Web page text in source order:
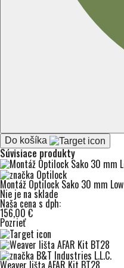
Do košíka
Súvisiace produkty
Montáž Optilock Sako 30 mm Low
Nie je na sklade
Naša cena s dph:
156,00 €
Pozrieť